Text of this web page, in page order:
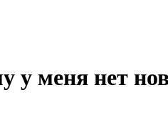
у меня нет